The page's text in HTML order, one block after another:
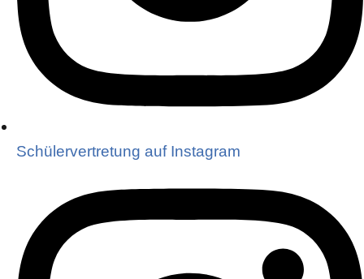
Schülervertretung auf Instagram